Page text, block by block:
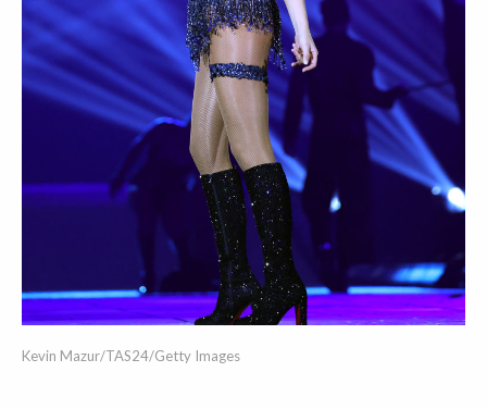
Kevin Mazur/TAS24/Getty Images